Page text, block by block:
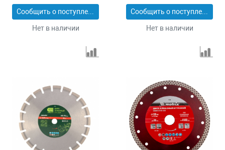
Сообщить о поступлении
Нет в наличии
Сообщить о поступлении
Нет в наличии